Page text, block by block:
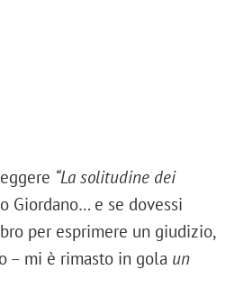
“La solitudine dei
Giordano… e se dovessi
per esprimere un giudizio,
– mi è rimasto in gola un